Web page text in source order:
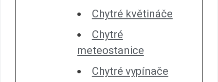
Chytré květináče
Chytré
meteostanice
Chytré vypínače